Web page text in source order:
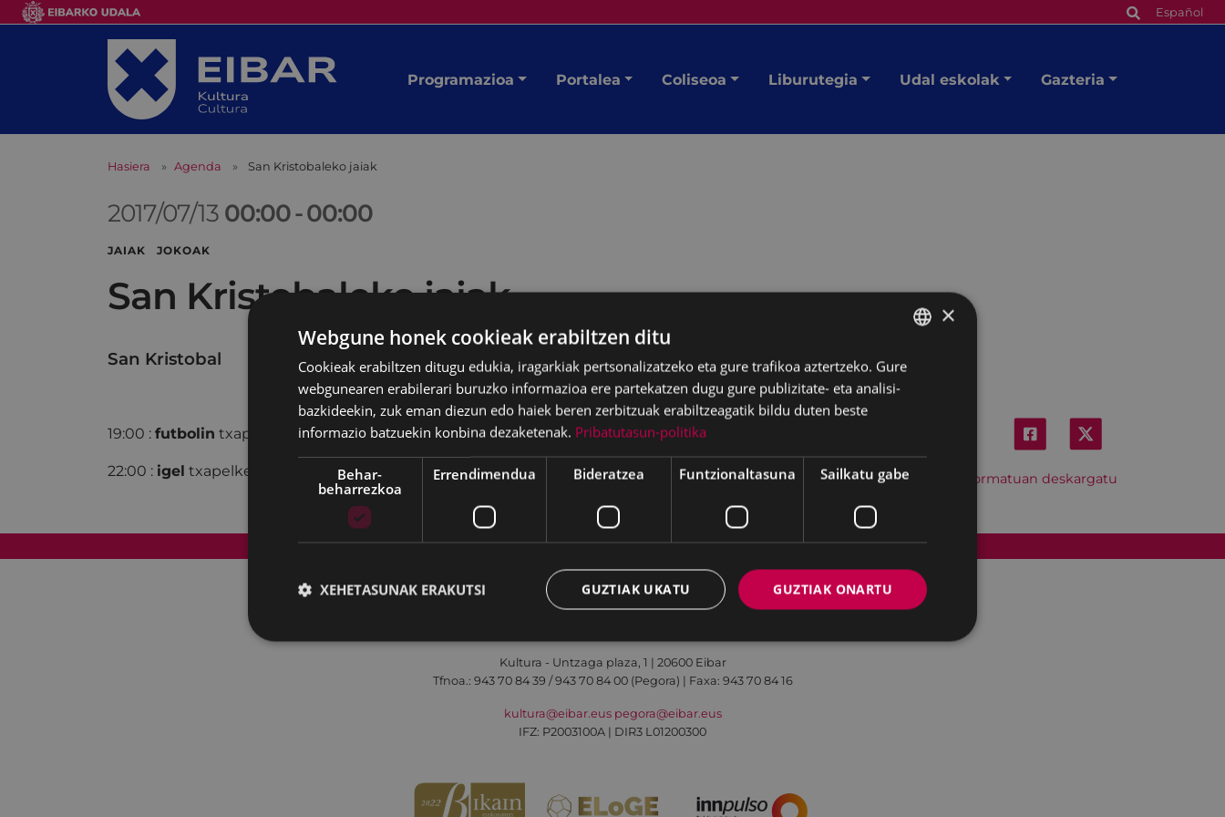
Español
Programazioa Portalea Coliseoa Liburutegia Udal eskolak Gazteria
Hasiera Agenda San Kristobaleko jaiak
2017/07/13 00:00-00:00
JAIAK JOKOAK
San Kristobaleko jaiak
San Kristobal
Hitzordu hau iCal formatuan deskargatu
19:00 : futbolin txapelketa: - Antolatzailea, Alkorta tabernan
22:00 : igel txapelketa, Xania tabernan.
Web mapa Irisgarritasuna Kontaktua Lege-oharra Cookien politika
Kultura - Untzaga plaza, 1 | 20600 Eibar
Tfnoa.: 943 70 84 39 / 943 70 84 00 (Pegora) | Faxa: 943 70 84 16
kultura@eibar.eus pegora@eibar.eus
IFZ: P2003100A | DIR3 L01200300
BASQUE
SPANISH
×
Webgune honek cookieak erabiltzen ditu
Cookieak erabiltzen ditugu edukia, iragarkiak pertsonalizatzeko eta gure trafikoa aztertzeko. Gure
webgunearen erabilerari buruzko informazioa ere partekatzen dugu gure publizitate- eta analisi-
bazkideekin, zuk eman diezun edo haiek beren zerbitzuak erabiltzeagatik bildu duten beste
informazio batzuekin konbina dezaketenak. Pribatutasun-politika
Behar-
beharrezkoa
Errendimendua Bideratzea Funtzionaltasuna Sailkatu gabe
GUZTIAK ONARTU
GUZTIAK UKATU
XEHETASUNAK ERAKUTSI